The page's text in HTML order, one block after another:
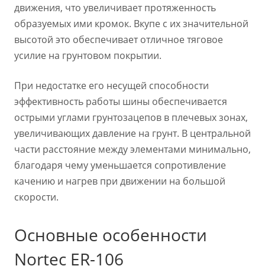
движения, что увеличивает протяженность
образуемых ими кромок. Вкупе с их значительной
высотой это обеспечивает отличное тяговое
усилие на грунтовом покрытии.
При недостатке его несущей способности
эффективность работы шины обеспечивается
острыми углами грунтозацепов в плечевых зонах,
увеличивающих давление на грунт. В центральной
части расстояние между элементами минимально,
благодаря чему уменьшается сопротивление
качению и нагрев при движении на большой
скорости.
Основные особенности
Nortec ER-106